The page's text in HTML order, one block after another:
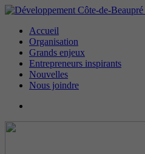
Accueil
Organisation
Grands enjeux
Entrepreneurs inspirants
Nouvelles
Nous joindre